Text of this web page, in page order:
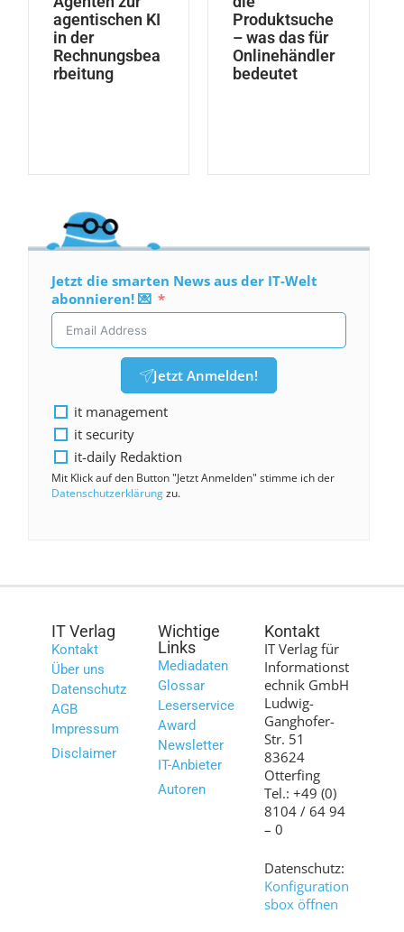
agentischen KI
in der
Rechnungsbea
rbeitung
Produktsuche
– was das für
Onlinehändler
bedeutet
Jetzt die smarten News aus der IT-Welt
abonnieren! 💌
Jetzt Anmelden!
it management
it security
it-daily Redaktion
Mit Klick auf den Button "Jetzt Anmelden" stimme ich der
Datenschutzerklärungzu.
IT Verlag
Kontakt
Über uns
Datenschutz
AGB
Impressum
Disclaimer
Wichtige
Links
Mediadaten
Glossar
Leserservice
Award
Newsletter
IT-Anbieter
Autoren
Kontakt
IT Verlag für
Informationst
echnik GmbH
Ludwig-
Ganghofer-
Str. 51
83624
Otterfing
Tel.: +49 (0)
8104 / 64 94
– 0
Datenschutz:
Konfiguration
sbox öffnen